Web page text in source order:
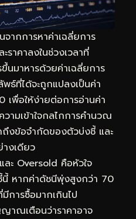
ากการหาค่าเฉลี่ยการ
ราคาลงในช่วงเวลาที่
นมาหารด้วยค่าเฉลี่ยการ
ธ์ที่ได้จะถูกแปลงเป็นค่า
เพื่อให้ง่ายต่อการอ่านค่า
มเข้าใจกลไกการคำนวณ
ถึงข้อจำกัดของตัวบ่งชี้ และ
งเดียว
ะ Oversold คือหัวใจ
หากค่าดัชนีพุ่งสูงกว่า 70
การซื้อมากเกินไป
าณเตือนว่าราคาอาจ